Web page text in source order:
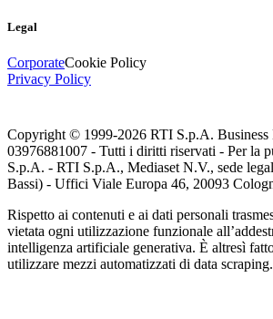
Legal
CorporateCookie Policy
Privacy Policy
Copyright © 1999-2026 RTI S.p.A. Business
03976881007 - Tutti i diritti riservati - Per la
S.p.A. - RTI S.p.A., Mediaset N.V., sede
Bassi) - Uffici Viale Europa 46, 20093
Rispetto ai contenuti e ai dati personali
vietata ogni utilizzazione funzionale
intelligenza artificiale generativa. È altresì
utilizzare mezzi automatizzati di data scraping.